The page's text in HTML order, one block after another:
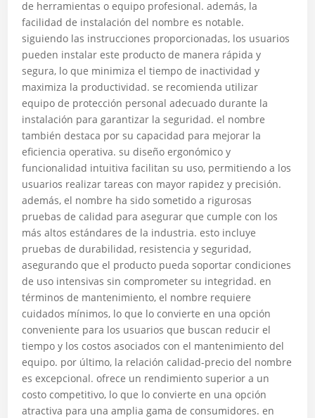
de herramientas o equipo profesional. además, la
facilidad de instalación del nombre es notable.
siguiendo las instrucciones proporcionadas, los usuarios
pueden instalar este producto de manera rápida y
segura, lo que minimiza el tiempo de inactividad y
maximiza la productividad. se recomienda utilizar
equipo de protección personal adecuado durante la
instalación para garantizar la seguridad. el nombre
también destaca por su capacidad para mejorar la
eficiencia operativa. su diseño ergonómico y
funcionalidad intuitiva facilitan su uso, permitiendo a los
usuarios realizar tareas con mayor rapidez y precisión.
además, el nombre ha sido sometido a rigurosas
pruebas de calidad para asegurar que cumple con los
más altos estándares de la industria. esto incluye
pruebas de durabilidad, resistencia y seguridad,
asegurando que el producto pueda soportar condiciones
de uso intensivas sin comprometer su integridad. en
términos de mantenimiento, el nombre requiere
cuidados mínimos, lo que lo convierte en una opción
conveniente para los usuarios que buscan reducir el
tiempo y los costos asociados con el mantenimiento del
equipo. por último, la relación calidad-precio del nombre
es excepcional. ofrece un rendimiento superior a un
costo competitivo, lo que lo convierte en una opción
atractiva para una amplia gama de consumidores. en